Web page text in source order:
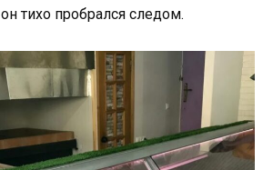
тихо пробрался следом.